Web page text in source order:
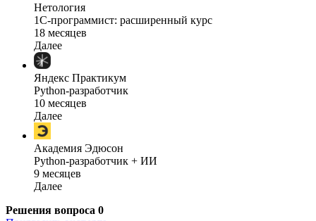
Нетология
1C-программист: расширенный курс
18 месяцев
Далее
Яндекс Практикум
Python-разработчик
10 месяцев
Далее
Академия Эдюсон
Python-разработчик + ИИ
9 месяцев
Далее
Решения вопроса 0